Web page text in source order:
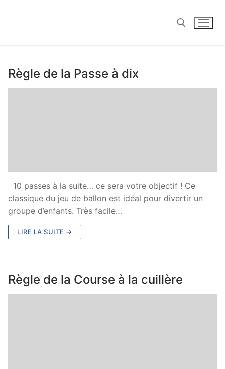
Règle de la Passe à dix
10 passes à la suite… ce sera votre objectif ! Ce
classique du jeu de ballon est idéal pour divertir un
groupe d’enfants. Très facile…
LIRE LA SUITE →
Règle de la Course à la cuillère